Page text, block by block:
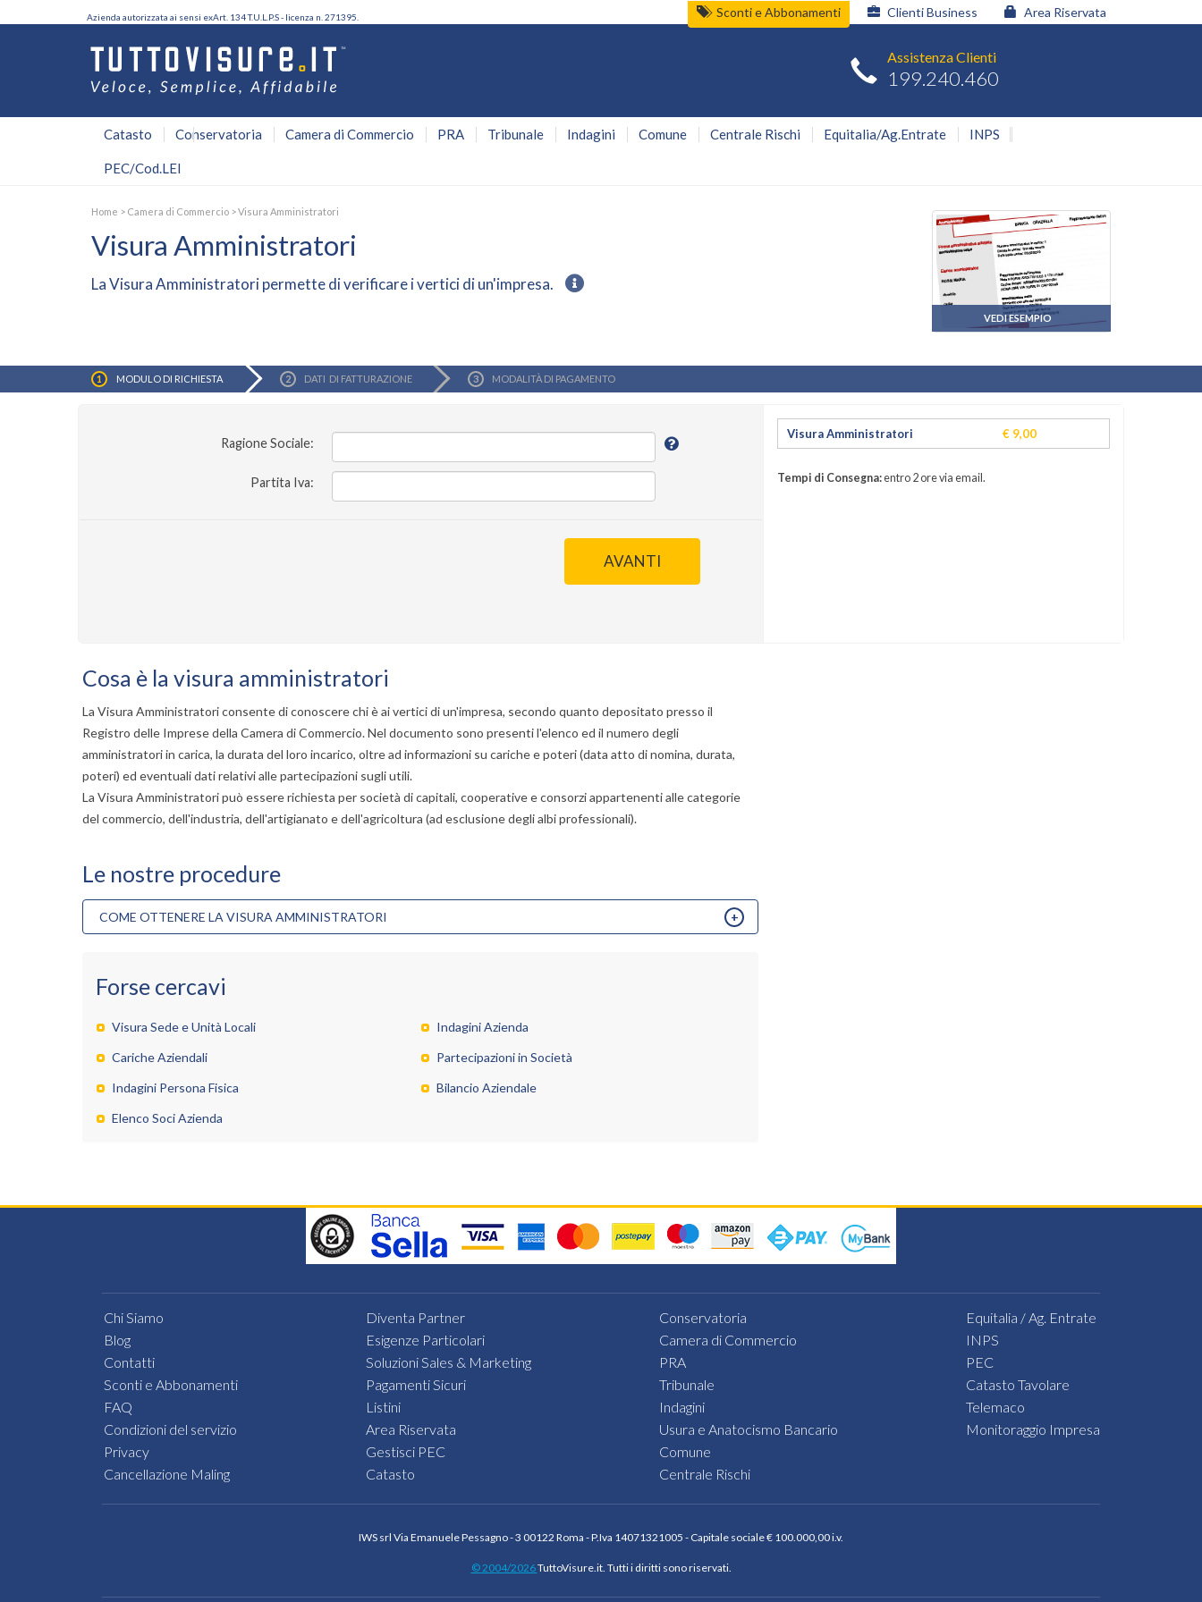
Assistenza Clienti
199.240.460
Azienda autorizzata ai sensi exArt. 134 T.U.L.P.S - licenza n. 271395. Area Riservata
Clienti Business
Sconti e Abbonamenti
Catasto Conservatoria Camera di Commercio PRA Tribunale Indagini Comune Centrale Rischi Equitalia/Ag.Entrate INPS
PEC/Cod.LEI
VEDI ESEMPIO
Home > Camera di Commercio >Visura Amministratori
Visura Amministratori
LaVisura Amministratoripermette di verificare i vertici di un'impresa.
MODULO DI RICHIESTA DATI DI FATTURAZIONE MODALITÀ DI PAGAMENTO
Ragione Sociale:
Partita Iva:
AVANTI
Visura Amministratori € 9,00
Tempi di Consegna:entro 2 ore via email.
Cosa è la visura amministratori
La Visura Amministratoriconsente di conoscere chi è ai vertici di un'impresa, secondo quanto depositato presso il
Registro delle Imprese della Camera di Commercio. Nel documento sono presenti l'elenco ed il numero degli
amministratori in carica, la durata del loro incarico, oltre ad informazioni su cariche e poteri (data atto di nomina, durata,
poteri) ed eventuali dati relativi alle partecipazioni sugli utili.
La Visura Amministratoripuò essere richiesta per società di capitali, cooperative e consorzi appartenenti alle categorie
del commercio, dell'industria, dell'artigianato e dell'agricoltura (ad esclusione degli albi professionali).
Le nostre procedure
COME OTTENERE LA VISURA AMMINISTRATORI
Iva,
ragione
sociale,
la
di
Forse cercavi
Visura Sede e Unità Locali
Indagini Azienda
Cariche Aziendali
Partecipazioni in Società
Indagini Persona Fisica
Bilancio Aziendale
Elenco Soci Azienda
Chi Siamo
Blog
Contatti
Sconti e Abbonamenti
FAQ
Condizioni del servizio
Privacy
Cancellazione Maling
Diventa Partner
Esigenze Particolari
Soluzioni Sales & Marketing
Pagamenti Sicuri
Listini
Area Riservata
Gestisci PEC
Catasto
Conservatoria
Camera di Commercio
PRA
Tribunale
Indagini
Usura e Anatocismo Bancario
Comune
Centrale Rischi
Equitalia / Ag. Entrate
INPS
PEC
Catasto Tavolare
Telemaco
Monitoraggio Impresa
IWS srl Via Emanuele Pessagno - 3 00122 Roma - P.Iva 14071321005 - Capitale sociale € 100.000,00 i.v.
© 2004/2026TuttoVisure.it. Tutti i diritti sono riservati.